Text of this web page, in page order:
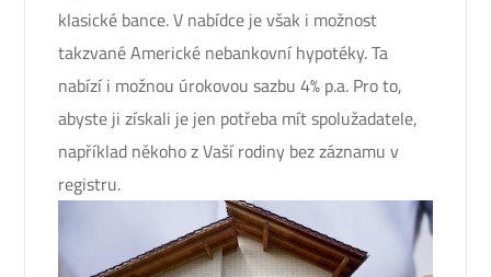
klasické bance. V nabídce je však i možnost
takzvané Americké nebankovní hypotéky. Ta
nabízí i možnou úrokovou sazbu 4% p.a. Pro to,
abyste ji získali je jen potřeba mít spolužadatele,
například někoho z Vaší rodiny bez záznamu v
registru.